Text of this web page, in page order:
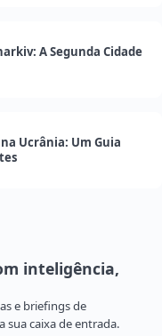
A Segunda Cidade
Ucrânia: Um Guia
inteligência,
e briefings de
caixa de entrada.